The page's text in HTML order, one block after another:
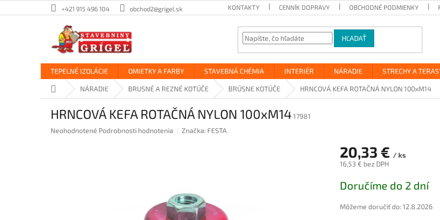
na
+421 915 496 104 obchod2@grigel.sk KONTAKTY CENNÍK DOPRAVY OBCHODNÉ PODMIENKY
HĽADAŤ
TEPELNÉ IZOLÁCIE OMIETKY A FARBY STAVEBNÁ CHÉMIA INTERIÉR NÁRADIE STRECHY A
DomovNÁRADIE BRUSNÉ A REZNÉ KOTÚČE BRÚSNE KOTÚČE HRNCOVÁ KEFA ROTAČNÁ NYLON 100xM14
HRNCOVÁ KEFA ROTAČNÁ NYLON 100xM14 17981
Priemerné
Neohodnotené Podrobnosti hodnotenia Značka: FESTA
20,33 € / ks
16,53 € bez DPH
cena:
Doručíme do 2 dní
Môžeme doručiť do:12.8.2026